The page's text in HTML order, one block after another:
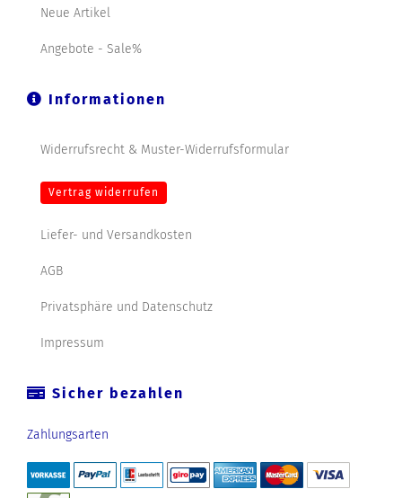
Neue Artikel
Angebote - Sale%
Informationen
Widerrufsrecht & Muster-Widerrufsformular
Vertrag widerrufen
Liefer- und Versandkosten
AGB
Privatsphäre und Datenschutz
Impressum
Sicher bezahlen
Zahlungsarten